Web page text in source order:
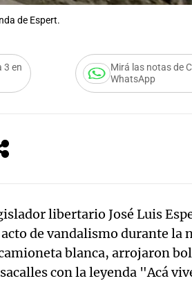
de Espert.
3 en
Mirá las notas de
WhatsApp
libertario José Luis
de vandalismo durante la
blanca, arrojaron
con la leyenda "Acá